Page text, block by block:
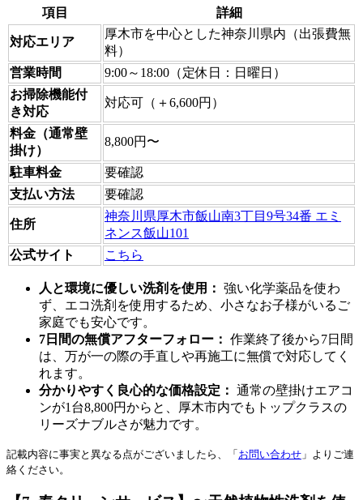
項目 詳細
対応エリア
厚木市を中心とした神奈川県内（出張費無
料）
営業時間
9:00～18:00（定休日：日曜日）
お掃除機能付
き対応
対応可（＋6,600円）
料金（通常壁
掛け）
8,800円〜
駐車料金
要確認
支払い方法
要確認
住所
神奈川県厚木市飯山南3丁目9号34番 エミ
ネンス飯山101
公式サイト
こちら
人と環境に優しい洗剤を使用： 強い化学薬品を使わ
ず、エコ洗剤を使用するため、小さなお子様がいるご
家庭でも安心です。
7日間の無償アフターフォロー： 作業終了後から7日間
は、万が一の際の手直しや再施工に無償で対応してく
れます。
分かりやすく良心的な価格設定： 通常の壁掛けエアコ
ンが1台8,800円からと、厚木市内でもトップクラスの
リーズナブルさが魅力です。
記載内容に事実と異なる点がございましたら、「 お問い合わせ 」よりご連
絡ください。